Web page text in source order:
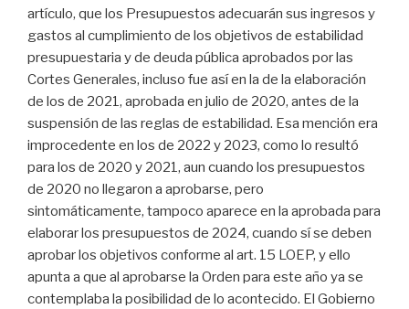
artículo, que los Presupuestos adecuarán sus ingresos y
gastos al cumplimiento de los objetivos de estabilidad
presupuestaria y de deuda pública aprobados por las
Cortes Generales, incluso fue así en la de la elaboración
de los de 2021, aprobada en julio de 2020, antes de la
suspensión de las reglas de estabilidad. Esa mención era
improcedente en los de 2022 y 2023, como lo resultó
para los de 2020 y 2021, aun cuando los presupuestos
de 2020 no llegaron a aprobarse, pero
sintomáticamente, tampoco aparece en la aprobada para
elaborar los presupuestos de 2024, cuando sí se deben
aprobar los objetivos conforme al art. 15 LOEP, y ello
apunta a que al aprobarse la Orden para este año ya se
contemplaba la posibilidad de lo acontecido. El Gobierno